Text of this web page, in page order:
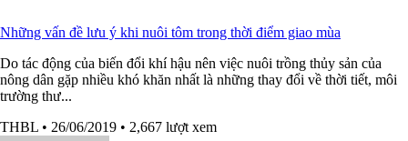
Những vấn đề lưu ý khi nuôi tôm trong thời điểm giao mùa
Do tác động của biến đổi khí hậu nên việc nuôi trồng thủy sản của
nông dân gặp nhiều khó khăn nhất là những thay đổi về thời tiết, môi
trường thư...
THBL • 26/06/2019 • 2,667 lượt xem